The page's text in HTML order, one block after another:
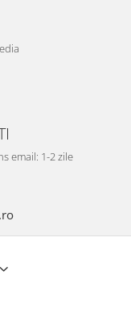
email: 1-2 zile